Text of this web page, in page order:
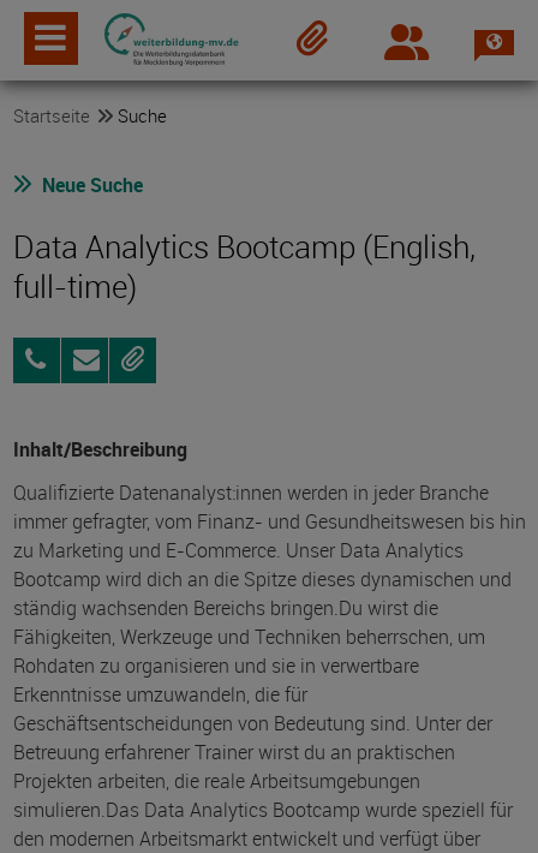
Login
Startseite Suche
Neue Suche
Data Analytics Bootcamp (English,
full-time)
030
555789760
AnfragenMerken
Inhalt/Beschreibung
Qualifizierte Datenanalyst:innen werden in jeder Branche
immer gefragter, vom Finanz- und Gesundheitswesen bis hin
zu Marketing und E-Commerce. Unser Data Analytics
Bootcamp wird dich an die Spitze dieses dynamischen und
ständig wachsenden Bereichs bringen.Du wirst die
Fähigkeiten, Werkzeuge und Techniken beherrschen, um
Rohdaten zu organisieren und sie in verwertbare
Erkenntnisse umzuwandeln, die für
Geschäftsentscheidungen von Bedeutung sind. Unter der
Betreuung erfahrener Trainer wirst du an praktischen
Projekten arbeiten, die reale Arbeitsumgebungen
simulieren.Das Data Analytics Bootcamp wurde speziell für
den modernen Arbeitsmarkt entwickelt und verfügt über